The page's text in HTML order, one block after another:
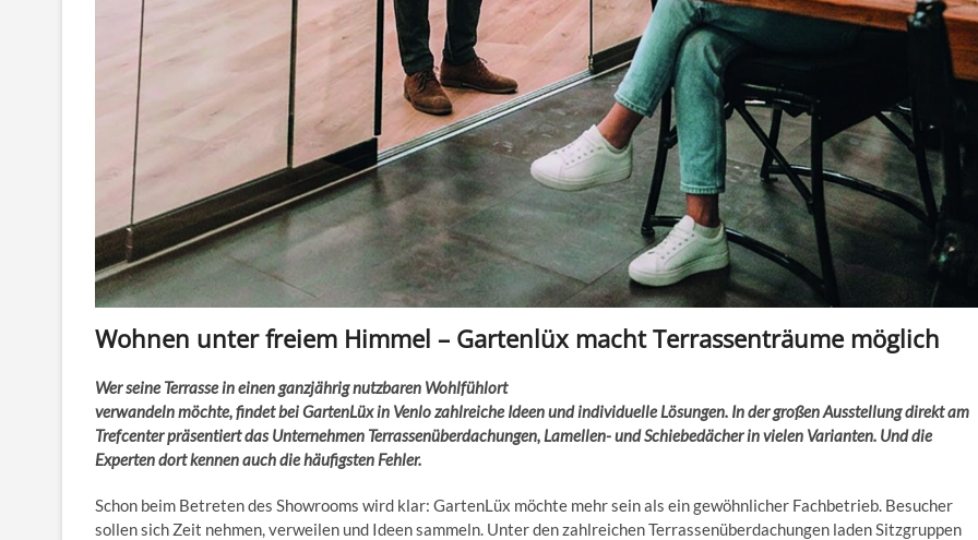
Wohnen unter freiem Himmel – Gartenlüx macht Terrassenträume möglich
Wer seine Terrasse in einen ganzjährig nutzbaren Wohlfühlort
ver­wandeln möchte, findet bei GartenLüx in Venlo zahlreiche Ideen und individuelle Lösungen. In der großen Ausstellung direkt am
Trefcenter präsentiert das Unternehmen Terrassen­über­dachungen, Lamellen- und Schiebedächer in vielen Varianten. Und die
Experten dort kennen auch die häufigsten Fehler.
Schon beim Betreten des Showrooms wird klar: GartenLüx möchte mehr sein als ein gewöhnlicher Fachbetrieb. Besucher
sollen sich Zeit nehmen, verweilen und Ideen sammeln. Unter den zahlreichen Terrassenüberdachungen laden Sitzgruppen